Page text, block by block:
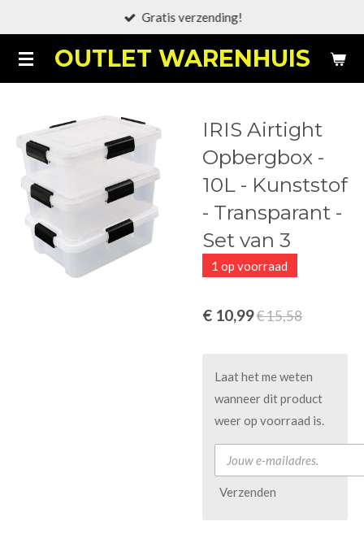
naar
de
OUTLET WARENHUIS
Gratis verzending!
IRIS Airtight
Opbergbox -
10L - Kunststof
- Transparant -
Set van 3
1 op voorraad
€ 10,99€ 15,58
Laat het me weten
wanneer dit product
weer op voorraad is.
Verzenden